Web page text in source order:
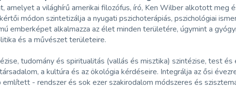
amelyet a világhírű amerikai filozófus, író, Ken Wilber alkotott meg
módon szintetizálja a nyugati pszichoterápiás, pszichológiai
alkalmazza az élet minden területére, úgymint a
és a művészet területeire.
tudomány és spiritualitás (vallás és misztika) szintézise, test
a kultúra és az ökológia kérdéseire. Integrálja az ősi
- rendszer és sok ezer szakirodalom módszeres és